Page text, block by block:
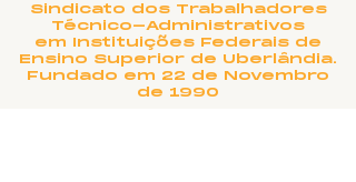
Sindicato dos Trabalhadores
Técnico-Administrativos
em Instituições Federais de
Ensino Superior de Uberlândia.
Fundado em 22 de Novembro
de 1990